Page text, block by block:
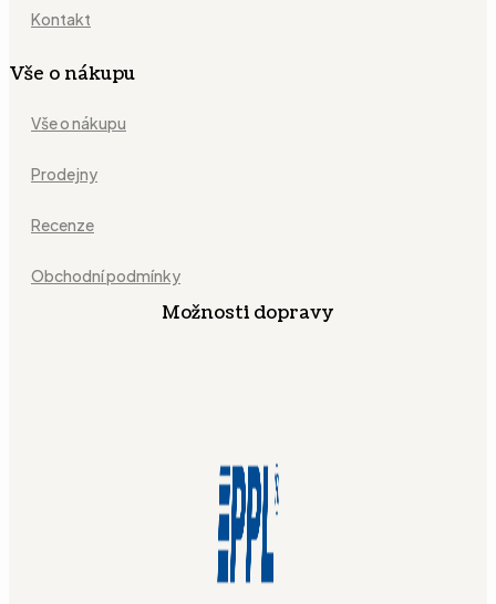
Kontakt
Vše o nákupu
Vše o nákupu
Prodejny
Recenze
Obchodní podmínky
Možnosti dopravy